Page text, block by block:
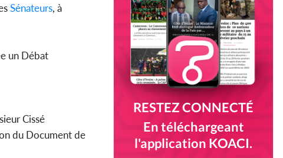
Sénateurs, à
un Débat
Cissé
du Document de
RESTEZ CONNECTÉ
En téléchargeant
l'application KOACI.